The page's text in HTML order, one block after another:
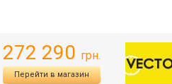
272 290 грн.
Перейти в магазин